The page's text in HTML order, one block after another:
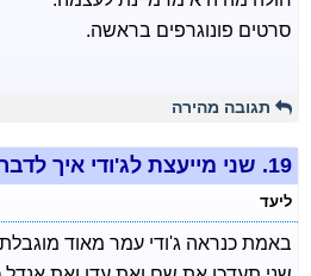
סרטים פונוגרפים בראשה.
תגובה מהירה
19. שני מייעצת לג'ודי איך
ליעד
באמת כנראה ג'ודי עמר מאוד מוגבלת